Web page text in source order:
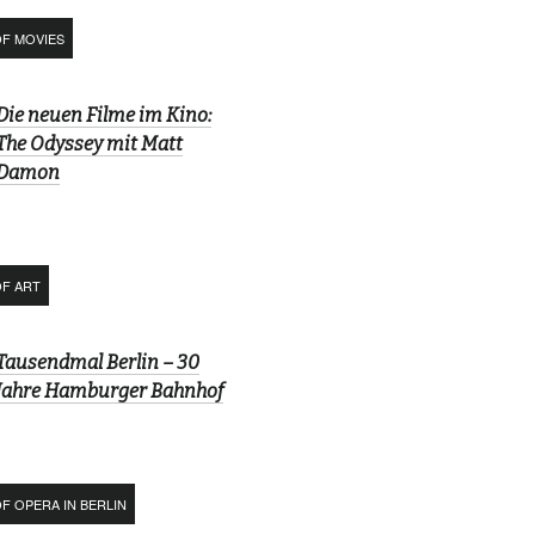
MOVIES
neuen Filme im Kino:
Odyssey mit Matt
ART
Berlin – 30
Hamburger Bahnhof
OPERA IN BERLIN